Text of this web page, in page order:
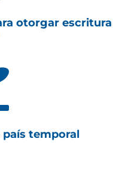
otorgar escritura
país temporal